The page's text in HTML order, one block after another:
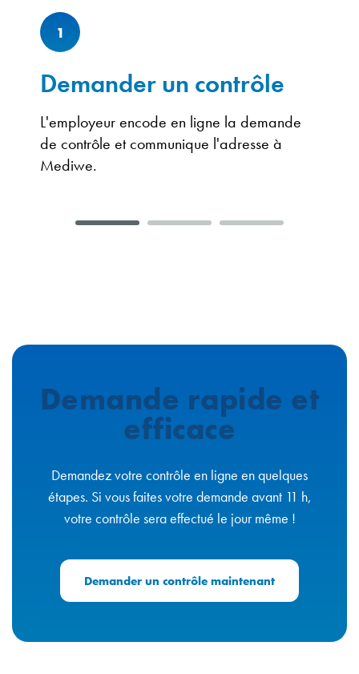
1
Demander un contrôle
L'employeur encode en ligne la demande
de contrôle et communique l'adresse à
Mediwe.
Demande rapide et
efficace
Demandez votre contrôle en ligne en quelques
étapes. Si vous faites votre demande avant 11 h,
votre contrôle sera effectué le jour même !
Demander un contrôle maintenant